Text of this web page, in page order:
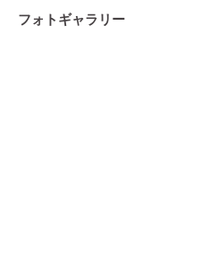
フォトギャラリー